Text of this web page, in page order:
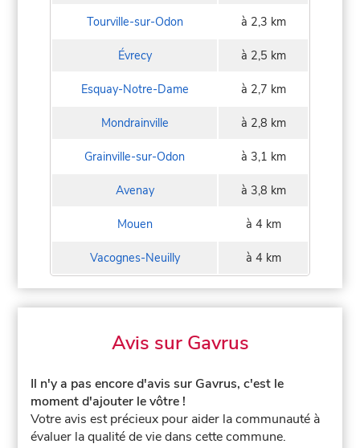
Tourville-sur-Odon à 2,3 km
Évrecy à 2,5 km
Esquay-Notre-Dame à 2,7 km
Mondrainville à 2,8 km
Grainville-sur-Odon à 3,1 km
Avenay à 3,8 km
Mouen à 4 km
Vacognes-Neuilly à 4 km
Avis sur Gavrus
Il n'y a pas encore d'avis sur Gavrus, c'est le
moment d'ajouter le vôtre !
Votre avis est précieux pour aider la communauté à
évaluer la qualité de vie dans cette commune.